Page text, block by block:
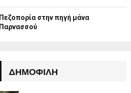
Πεζοπορία στην πηγή μάνα
Παρνασσού
ΔΗΜΟΦΙΛΉ